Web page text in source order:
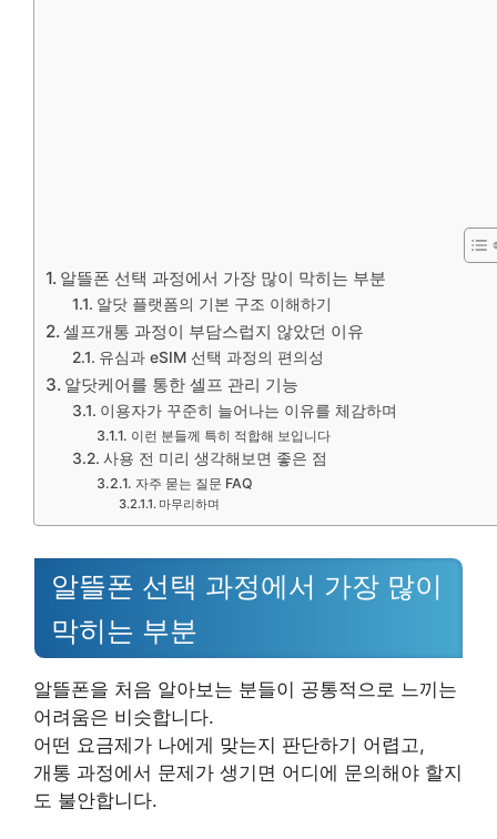
알뜰폰 선택 과정에서 가장 많이 막히는 부분
알닷 플랫폼의 기본 구조 이해하기
셀프개통 과정이 부담스럽지 않았던 이유
유심과 eSIM 선택 과정의 편의성
알닷케어를 통한 셀프 관리 기능
이용자가 꾸준히 늘어나는 이유를 체감하며
이런 분들께 특히 적합해 보입니다
사용 전 미리 생각해보면 좋은 점
자주 묻는 질문 FAQ
마무리하며
알뜰폰 선택 과정에서 가장 많이
막히는 부분
알뜰폰을 처음 알아보는 분들이 공통적으로 느끼는
어려움은 비슷합니다.
어떤 요금제가 나에게 맞는지 판단하기 어렵고,
개통 과정에서 문제가 생기면 어디에 문의해야 할지
도 불안합니다.